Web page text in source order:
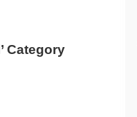
Category